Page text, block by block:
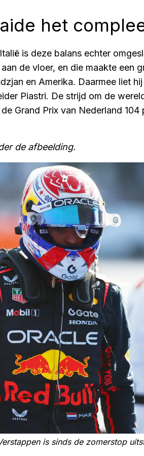
het
is deze balans echter
de vloer, en die maakte een
en Amerika. Daarmee liet
Piastri. De strijd om de
Grand Prix van Nederland
de afbeelding.
is sinds de zomerstop